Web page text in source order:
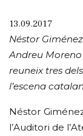
13.09.2017
Néstor
Andreu
reuneix tres
l’escena
Néstor
l’Auditori de